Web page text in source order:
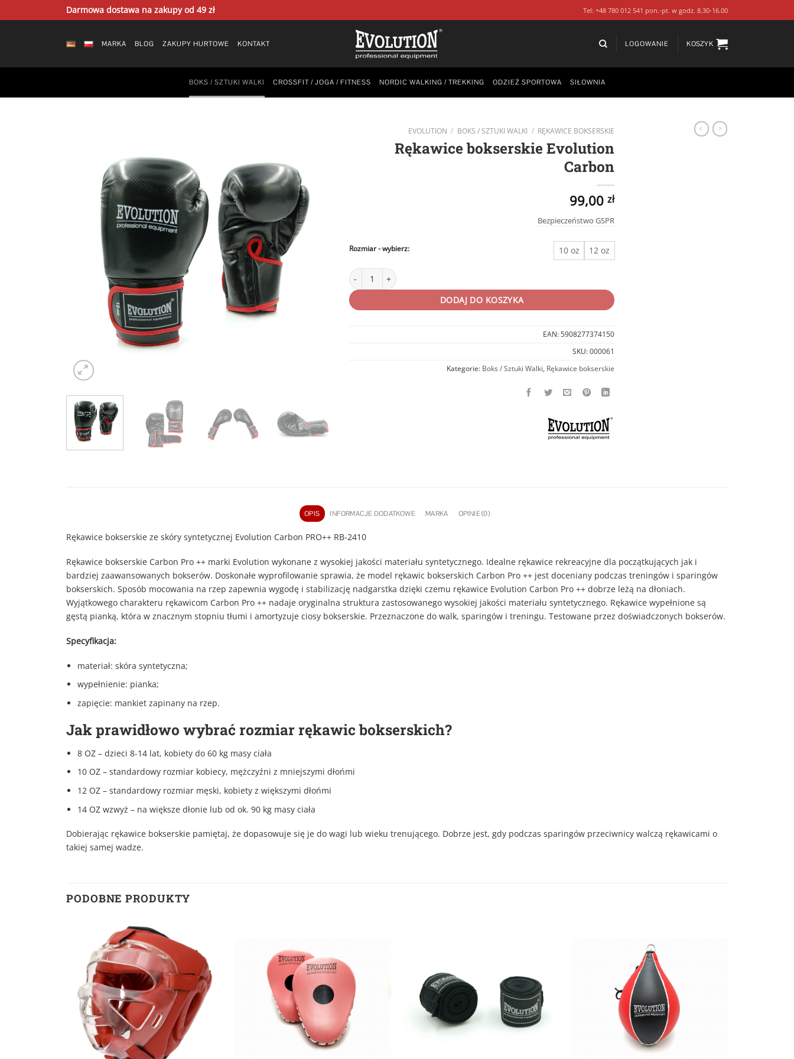
to
Darmowa dostawa na zakupy od 49 zł Tel: +48 780 012 541 pon.-pt. w godz. 8.30-16.00
MARKA BLOG ZAKUPY HURTOWE KONTAKT LOGOWANIE KOSZYK
BOKS / SZTUKI WALKI CROSSFIT / JOGA / FITNESS NORDIC WALKING / TREKKING ODZIEŻ SPORTOWA SIŁOWNIA
EVOLUTION / BOKS / SZTUKI WALKI / RĘKAWICE BOKSERSKIE
Rękawice bokserskie Evolution
Carbon
99,00zł
Bezpieczeństwo GSPR
Rozmiar 10 oz 12 oz
ilość Rękawice bokserskie Evolution Carbon
DODAJ DO KOSZYKA
EAN: 5908277374150
SKU:000061
Kategorie: Boks / Sztuki Walki Rękawice bokserskie
OPIS INFORMACJE DODATKOWE MARKA OPINIE (0)
Rękawice bokserskie ze skóry syntetycznej Evolution Carbon PRO++ RB-2410
Rękawice bokserskie Carbon Pro ++ marki Evolution wykonane z wysokiej jakości materiału syntetycznego. Idealne rękawice rekreacyjne dla początkujących jak i
bardziej zaawansowanych bokserów. Doskonałe wyprofilowanie sprawia, że model rękawic bokserskich Carbon Pro ++ jest doceniany podczas treningów i sparingów
bokserskich. Sposób mocowania na rzep zapewnia wygodę i stabilizację nadgarstka dzięki czemu rękawice Evolution Carbon Pro ++ dobrze leżą na dłoniach.
Wyjątkowego charakteru rękawicom Carbon Pro ++ nadaje oryginalna struktura zastosowanego wysokiej jakości materiału syntetycznego. Rękawice wypełnione są
gęstą pianką, która w znacznym stopniu tłumi i amortyzuje ciosy bokserskie. Przeznaczone do walk, sparingów i treningu. Testowane przez doświadczonych bokserów.
Specyfikacja:
materiał: skóra syntetyczna;
wypełnienie: pianka;
zapięcie: mankiet zapinany na rzep.
Jak prawidłowo wybrać rozmiar rękawic bokserskich?
8 OZ – dzieci 8-14 lat, kobiety do 60 kg masy ciała
10 OZ – standardowy rozmiar kobiecy, mężczyźni z mniejszymi dłońmi
12 OZ – standardowy rozmiar męski, kobiety z większymi dłońmi
14 OZ wzwyż – na większe dłonie lub od ok. 90 kg masy ciała
Dobierając rękawice bokserskie pamiętaj, że dopasowuje się je do wagi lub wieku trenującego. Dobrze jest, gdy podczas sparingów przeciwnicy walczą rękawicami o
takiej samej wadze.
PODOBNE PRODUKTY